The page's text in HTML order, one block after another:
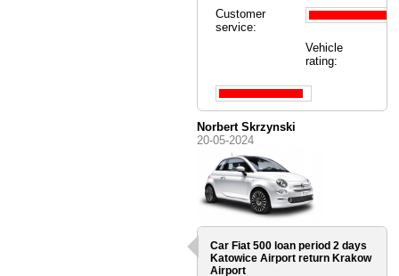
Customer
service:
Vehicle
rating:
Norbert Skrzynski
20-05-2024
Car Fiat 500 loan period 2 days
Katowice Airport return Krakow
Airport